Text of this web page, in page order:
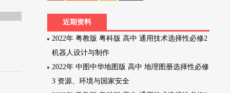
近期资料
2022年 粤教版 粤科版 高中 通用技术选择性必修2
机器人设计与制作
2022年 中图中华地图版 高中 地理图册选择性必修
3 资源、环境与国家安全